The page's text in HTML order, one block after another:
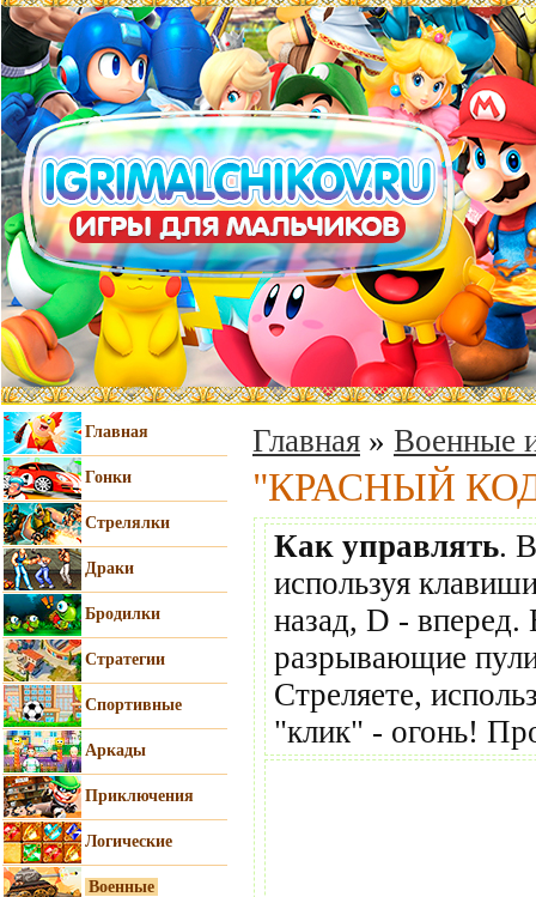
Главная
Гонки
Стрелялки
Драки
Бродилки
Стратегии
Спортивные
Аркады
Приключения
Логические
Военные
Главная » Военные
"КРАСНЫЙ
Как управлять.
используя
назад, D -
разрывающие
Стреляете,
"клик" - огонь!